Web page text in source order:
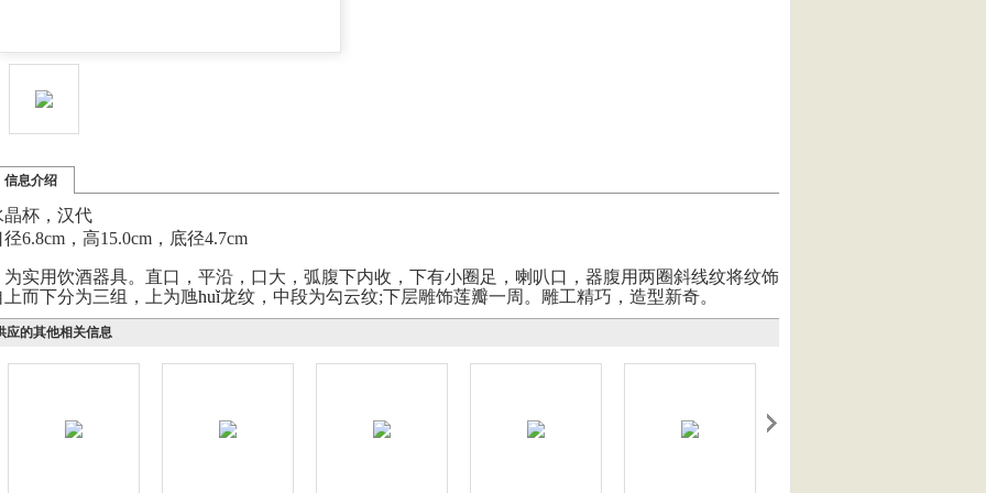
信息介绍
晶杯，汉代
径6.8cm，高15.0cm，底径4.7cm
实用饮酒器具。直口，平沿，口大，弧腹下内收，下有小圈足，喇叭口，器腹用两圈斜线纹将纹饰
上而下分为三组，上为虺huǐ龙纹， 中段为勾云纹;下层雕饰莲瓣一周。雕工精巧，造型新奇。
的其他相关信息